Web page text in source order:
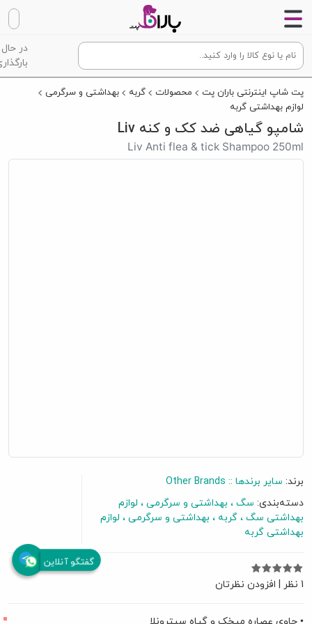
در حال
پت شاپ اینترنتی باران پت محصولات گربه
بهداشتی و سرگرمی
لوازم بهداشتی گربه
شامپو گیاهی ضد کک و کنه Liv
Liv Anti flea & tick Shampoo 250ml
برند: سایر برندها :: Other Brands
دسته‌بندی: سگ بهداشتی و سرگرمی
لوازم
بهداشتی سگ
گربه بهداشتی و سرگرمی
لوازم
بهداشتی گربه
1 نظر افزودن نظرتان
• حاوی عصاره میخک و گیاه سیترونلا
گفتگو آنلاین